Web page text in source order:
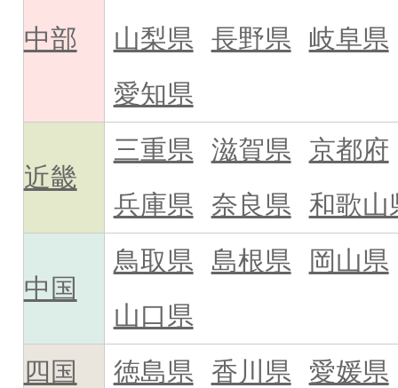
中部
山梨県 長野県 岐阜県
愛知県
近畿
三重県 滋賀県
京都府
兵庫県
奈良県 和歌山
中国
鳥取県 島根県
岡山県
山口県
四国
徳島県 香川県 愛媛県